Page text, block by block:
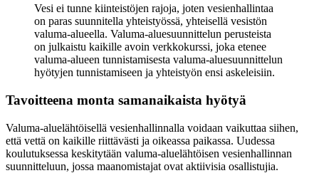
Vesi ei tunne kiinteistöjen rajoja, joten vesienhallintaa
on paras suunnitella yhteistyössä, yhteisellä vesistön
valuma-alueella. Valuma-aluesuunnittelun perusteista
on julkaistu kaikille avoin verkkokurssi, joka etenee
valuma-alueen tunnistamisesta valuma-aluesuunnittelun
hyötyjen tunnistamiseen ja yhteistyön ensi askeleisiin.
Tavoitteena monta samanaikaista hyötyä
Valuma-aluelähtöisellä vesienhallinnalla voidaan vaikuttaa siihen,
että vettä on kaikille riittävästi ja oikeassa paikassa. Uudessa
koulutuksessa keskitytään valuma-aluelähtöisen vesienhallinnan
suunnitteluun, jossa maanomistajat ovat aktiivisia osallistujia.